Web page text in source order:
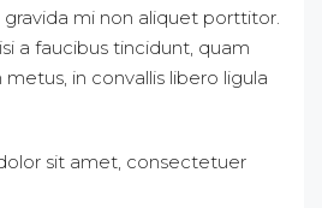
mi non aliquet porttitor.
a faucibus tincidunt, quam
in convallis libero ligula
sit amet, consectetuer